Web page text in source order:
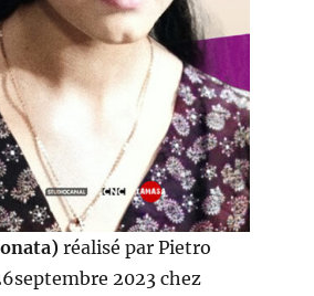
réalisé par Pietro
2023 chez